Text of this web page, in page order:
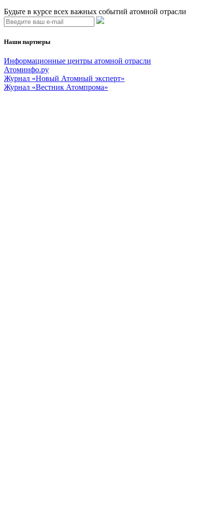
Будьте в курсе всех важных событий атомной отрасли
Наши партнеры
Информационные центры атомной отрасли
Атоминфо.ру
Журнал «Новый Атомный эксперт»
Журнал «Вестник Атомпрома»